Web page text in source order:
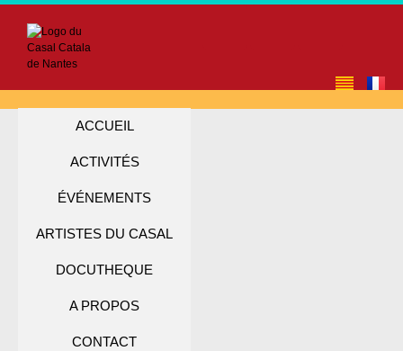
ACCUEIL
ACTIVITÉS
ÉVÉNEMENTS
ARTISTES DU CASAL
DOCUTHEQUE
A PROPOS
CONTACT